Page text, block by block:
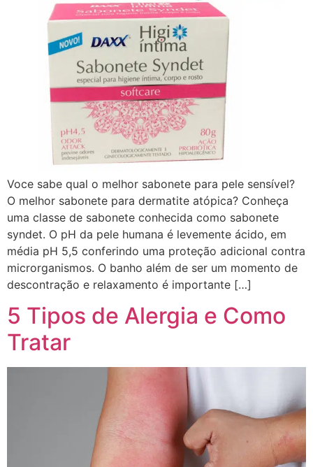
Voce sabe qual o melhor sabonete para pele sensível?
O melhor sabonete para dermatite atópica? Conheça
uma classe de sabonete conhecida como sabonete
syndet. O pH da pele humana é levemente ácido, em
média pH 5,5 conferindo uma proteção adicional contra
microrganismos. O banho além de ser um momento de
descontração e relaxamento é importante […]
5 Tipos de Alergia e Como
Tratar